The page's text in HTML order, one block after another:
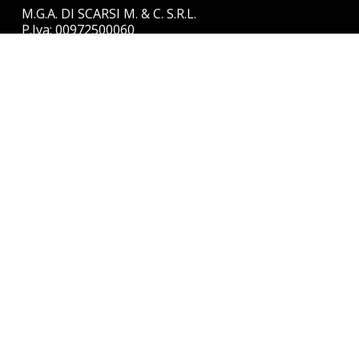
M.G.A. DI SCARSI M. & C. S.R.L.
P.Iva: 00972500060